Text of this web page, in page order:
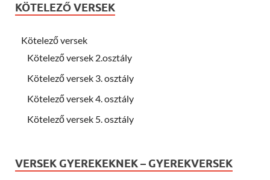
KÖTELEZŐ VERSEK
Kötelező versek
Kötelező versek 2.osztály
Kötelező versek 3. osztály
Kötelező versek 4. osztály
Kötelező versek 5. osztály
VERSEK GYEREKEKNEK – GYEREKVERSEK